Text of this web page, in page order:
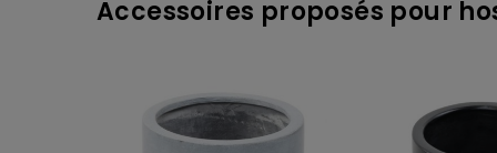
Accessoires proposés pour